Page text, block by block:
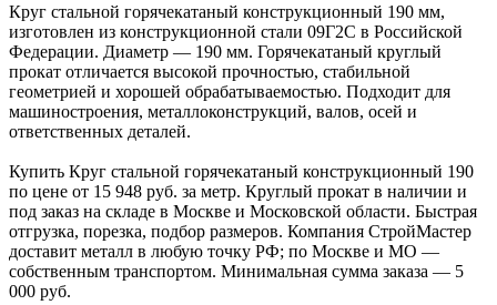
Круг стальной горячекатаный конструкционный 190 мм,
изготовлен из конструкционной стали 09Г2С в Российской
Федерации. Диаметр — 190 мм. Горячекатаный круглый
прокат отличается высокой прочностью, стабильной
геометрией и хорошей обрабатываемостью. Подходит для
машиностроения, металлоконструкций, валов, осей и
ответственных деталей.
Купить Круг стальной горячекатаный конструкционный 190
по цене от 15 948 руб. за метр. Круглый прокат в наличии и
под заказ на складе в Москве и Московской области. Быстрая
отгрузка, порезка, подбор размеров. Компания СтройМастер
доставит металл в любую точку РФ; по Москве и МО —
собственным транспортом. Минимальная сумма заказа — 5
000 руб.